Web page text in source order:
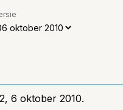
6 oktober 2010.